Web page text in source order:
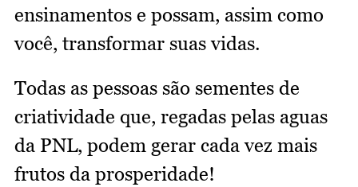
ensinamentos e possam, assim como
você, transformar suas vidas.
Todas as pessoas são sementes de
criatividade que, regadas pelas aguas
da PNL, podem gerar cada vez mais
frutos da prosperidade!